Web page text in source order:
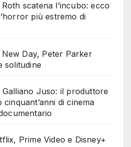
scatena l’incubo: ecco
più estremo di
Day, Peter Parker
solitudine
Juso: il produttore
di cinema
Prime Video e Disney+